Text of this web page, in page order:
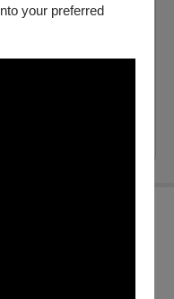
your preferred
83分鐘｜法語｜中文字